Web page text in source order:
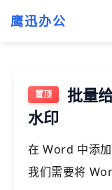
鹰迅办公
批量
水印
在 Word 中添
我们需要将